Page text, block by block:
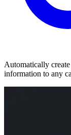
Automatically
information to any